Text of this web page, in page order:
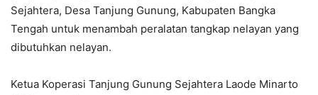
Sejahtera, Desa Tanjung Gunung, Kabupaten Bangka
Tengah untuk menambah peralatan tangkap nelayan yang
dibutuhkan nelayan.
Ketua Koperasi Tanjung Gunung Sejahtera Laode Minarto